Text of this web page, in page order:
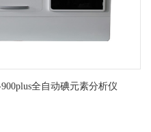
全自动碘元素分析仪